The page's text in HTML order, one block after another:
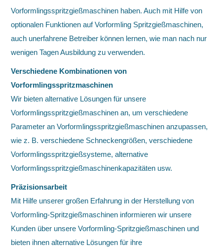
Vorformlingsspritzgießmaschinen haben. Auch mit Hilfe von
optionalen Funktionen auf Vorformling Spritzgießmaschinen,
auch unerfahrene Betreiber können lernen, wie man nach nur
wenigen Tagen Ausbildung zu verwenden.
Verschiedene Kombinationen von
Vorformlingsspritzmaschinen
Wir bieten alternative Lösungen für unsere
Vorformlingsspritzgießmaschinen an, um verschiedene
Parameter an Vorformlingsspritzgießmaschinen anzupassen,
wie z. B. verschiedene Schneckengrößen, verschiedene
Vorformlingsspritzgießsysteme, alternative
Vorformlingsspritzgießmaschinenkapazitäten usw.
Präzisionsarbeit
Mit Hilfe unserer großen Erfahrung in der Herstellung von
Vorformling-Spritzgießmaschinen informieren wir unsere
Kunden über unsere Vorformling-Spritzgießmaschinen und
bieten ihnen alternative Lösungen für ihre